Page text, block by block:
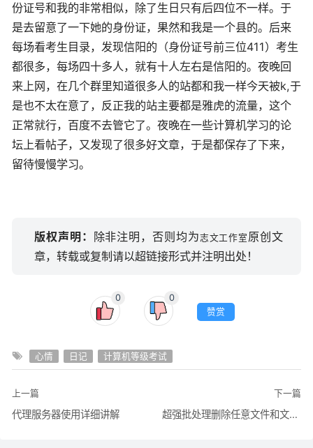
份证号和我的非常相似，除了生日只有后四位不一样。于
是去留意了一下她的身份证，果然和我是一个县的。后来
每场看考生目录，发现信阳的（身份证号前三位411）考生
都很多，每场四十多人，就有十人左右是信阳的。夜晚回
来上网，在几个群里知道很多人的站都和我一样今天被k,于
是也不太在意了，反正我的站主要都是雅虎的流量，这个
正常就行，百度不去管它了。夜晚在一些计算机学习的论
坛上看帖子，又发现了很多好文章，于是都保存了下来，
留待慢慢学习。
版权声明： 除非注明，否则均为志文工作室 原创文
章，转载或复制请以超链接形式并注明出处！
0
0
赞赏
心情 日记 计算机等级考试
上一篇
代理服务器使用详细讲解
下一篇
超强批处理删除任意文件和文件夹